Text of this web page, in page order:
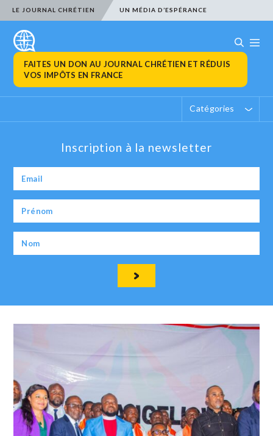
LE JOURNAL CHRÉTIEN UN MÉDIA D’ESPÉRANCE
FAITES UN DON AU JOURNAL CHRÉTIEN ET RÉDUIS
VOS IMPÔTS EN FRANCE
Catégories
Inscription à la newsletter